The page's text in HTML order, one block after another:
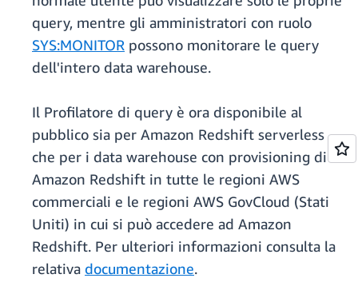
query, mentre gli amministratori con ruolo
SYS:MONITOR possono monitorare le query
dell'intero data warehouse.
Il Profilatore di query è ora disponibile al
pubblico sia per Amazon Redshift serverless
che per i data warehouse con provisioning di
Amazon Redshift in tutte le regioni AWS
commerciali e le regioni AWS GovCloud (Stati
Uniti) in cui si può accedere ad Amazon
Redshift. Per ulteriori informazioni consulta la
relativa documentazione.